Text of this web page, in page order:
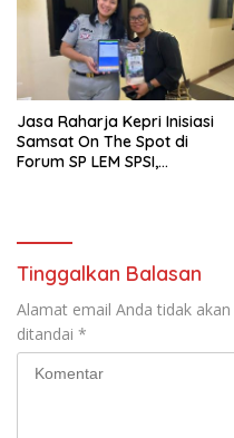
Jasa Raharja Kepri Inisiasi
Samsat On The Spot di
Forum SP LEM SPSI,
Tinggalkan Balasan
Alamat email Anda tidak akan
ditandai *